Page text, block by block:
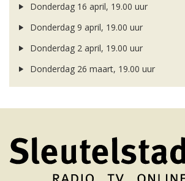
Donderdag 16 april, 19.00 uur
Donderdag 9 april, 19.00 uur
Donderdag 2 april, 19.00 uur
Donderdag 26 maart, 19.00 uur